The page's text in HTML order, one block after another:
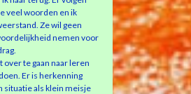
veel woorden en ik
Ze wil geen
nemen voor
over te gaan naar leren
Er is herkenning
situatie als klein meisje